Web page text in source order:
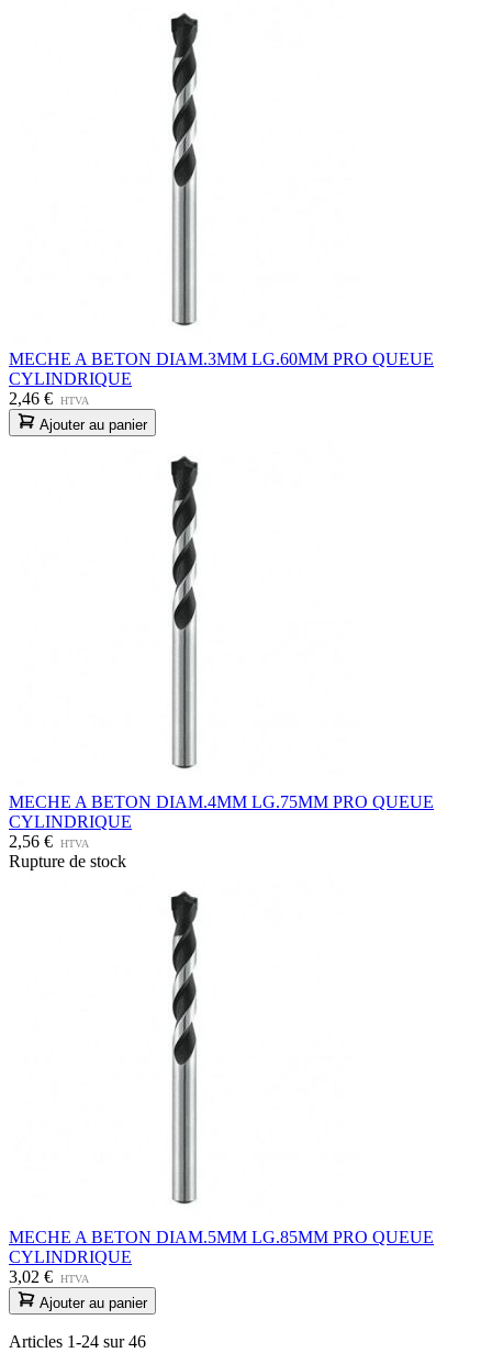
MECHE A BETON DIAM.3MM LG.60MM PRO QUEUE
CYLINDRIQUE
2,46 €
HTVA
Ajouter au panier
MECHE A BETON DIAM.4MM LG.75MM PRO QUEUE
CYLINDRIQUE
2,56 €
HTVA
Rupture de stock
MECHE A BETON DIAM.5MM LG.85MM PRO QUEUE
CYLINDRIQUE
3,02 €
HTVA
Ajouter au panier
Articles 1-24 sur46